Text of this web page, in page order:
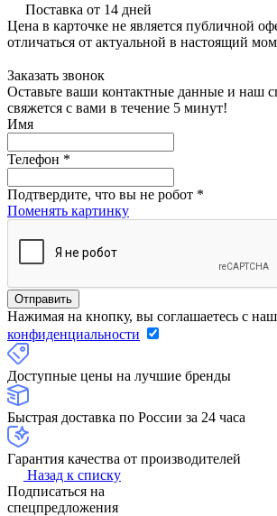
Поставка от 14 дней
Цена в карточке не является публичной
отличаться от актуальной в настоящий
Заказать звонок
Оставьте ваши контактные данные и наш
свяжется с вами в течение 5 минут!
Имя
Телефон *
Подтвердите, что вы не робот *
Поменять картинку
Нажимая на кнопку, вы соглашаетесь с
конфиденциальности
Доступные цены на лучшие бренды
Быстрая доставка по России за 24 часа
Гарантия качества от производителей
Назад к списку
Подписаться на
спецпредложения